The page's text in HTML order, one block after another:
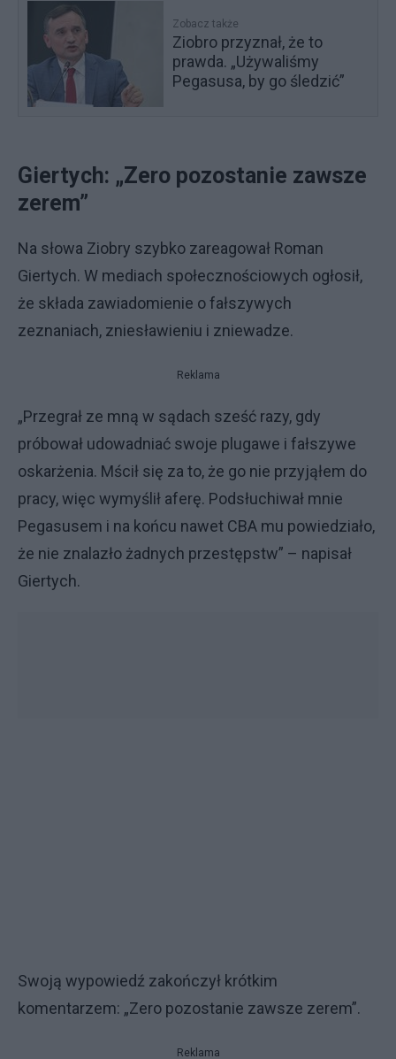
Zobacz także
Ziobro przyznał, że to
prawda. „Używaliśmy
Pegasusa, by go śledzić”
Giertych: „Zero pozostanie zawsze
zerem”
Na słowa Ziobry szybko zareagował Roman
Giertych. W mediach społecznościowych ogłosił,
że składa zawiadomienie o fałszywych
zeznaniach, zniesławieniu i zniewadze.
Reklama
„Przegrał ze mną w sądach sześć razy, gdy
próbował udowadniać swoje plugawe i fałszywe
oskarżenia. Mścił się za to, że go nie przyjąłem do
pracy, więc wymyślił aferę. Podsłuchiwał mnie
Pegasusem i na końcu nawet CBA mu powiedziało,
że nie znalazło żadnych przestępstw” – napisał
Giertych.
Swoją wypowiedź zakończył krótkim
komentarzem: „Zero pozostanie zawsze zerem”.
Reklama